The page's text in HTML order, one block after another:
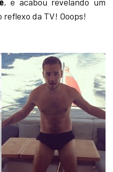
, e acabou revelando um
reflexo da TV! Ooops!